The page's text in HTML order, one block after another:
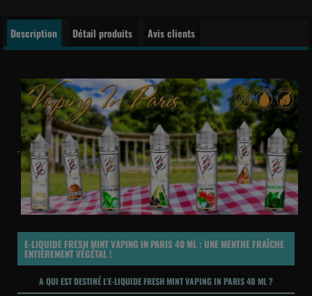
Description Détail produits Avis clients
E-LIQUIDE FRESH MINT VAPING IN PARIS 40 ML : UNE MENTHE FRAÎCHE
ENTIÈREMENT VÉGÉTAL !
A QUI EST DESTINÉ L'E-LIQUIDE FRESH MINT VAPING IN PARIS 40 ML ?